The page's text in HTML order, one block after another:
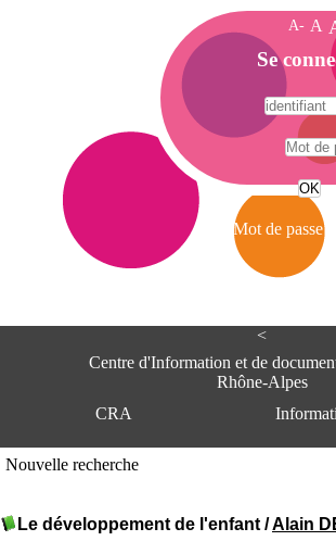
<
Centre d'Information et de
Rhône-Alpes
CRA
Centre
Nouvelle recherche
Le développement de l'enfant /Alain
A- A
A
c
c
e
i
Se
Mot de passe
A
e
e
f